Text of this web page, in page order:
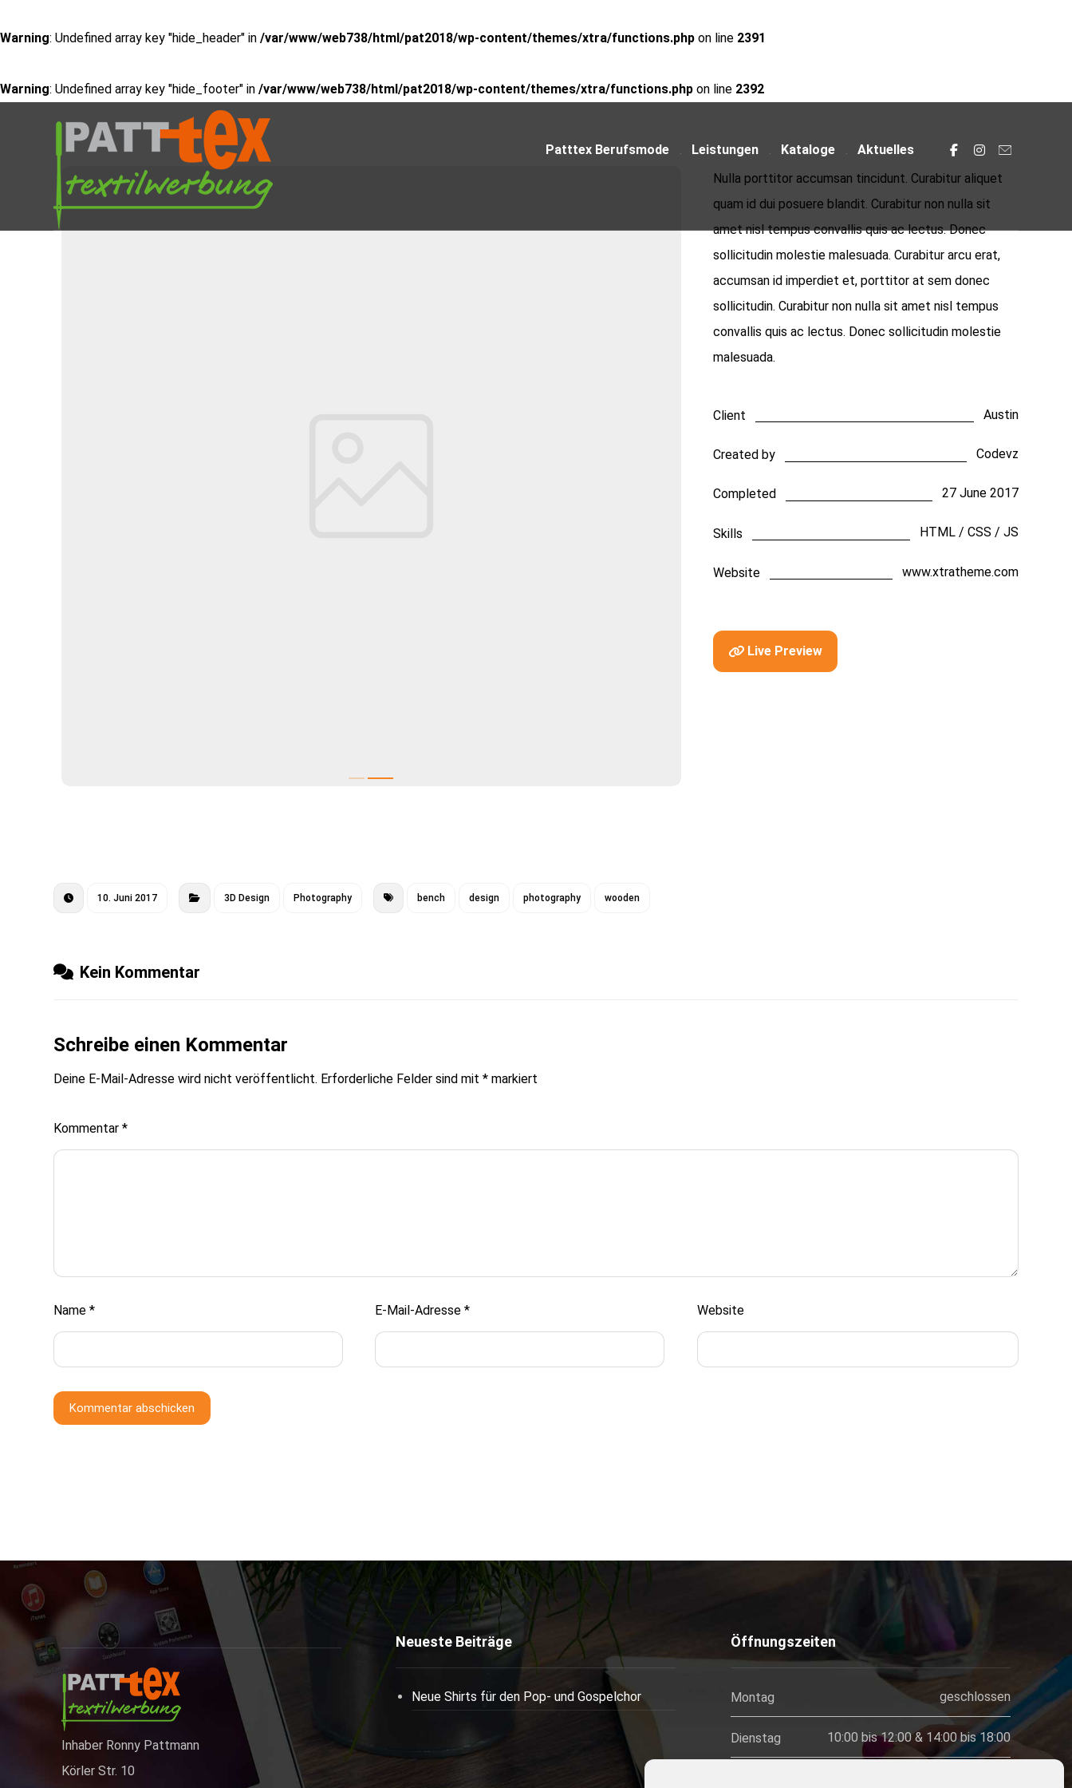
Warning: Undefined array key "hide_header" in /var/www/web738/html/pat2018/wp-content/themes/xtra/functions.php on line 2391
Warning: Undefined array key "hide_footer" in /var/www/web738/html/pat2018/wp-content/themes/xtra/functions.php on line 2392
Patttex Berufsmode Leistungen Kataloge
Aktuelles
Nulla porttitor accumsan tincidunt. Curabitur aliquet
quam id dui posuere blandit. Curabitur non nulla sit
amet nisl tempus convallis quis ac lectus. Donec
sollicitudin molestie malesuada. Curabitur arcu erat,
accumsan id imperdiet et, porttitor at sem donec
sollicitudin. Curabitur non nulla sit amet nisl tempus
convallis quis ac lectus. Donec sollicitudin molestie
malesuada.
Client Austin
Created by Codevz
Completed 27 June 2017
Skills HTML / CSS / JS
Website www.xtratheme.com
Live Preview
10. Juni 2017 3D Design Photography bench design photography wooden
Kein Kommentar
Schreibe einen Kommentar
Deine E-Mail-Adresse wird nicht veröffentlicht. Erforderliche Felder sind mit* markiert
Kommentar*
Name* E-Mail-Adresse* Website
Kommentar abschicken
Inhaber Ronny Pattmann
Körler Str. 10
Neueste Beiträge
Neue Shirts für den Pop- und Gospelchor
Öffnungszeiten
Montag geschlossen
Dienstag 10:00 bis 12:00 & 14:00 bis 18:00